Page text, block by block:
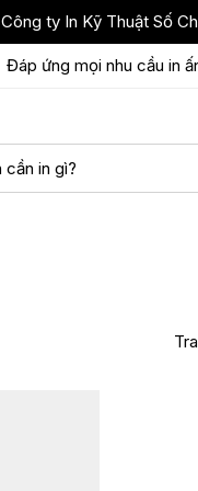
Công ty In Kỹ Thuật Số
Đáp ứng mọi nhu cầu in